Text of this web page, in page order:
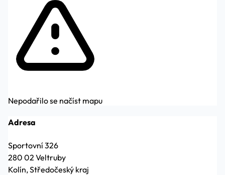
Nepodařilo se načíst mapu
Adresa
Sportovní 326
280 02 Veltruby
Kolín, Středočeský kraj